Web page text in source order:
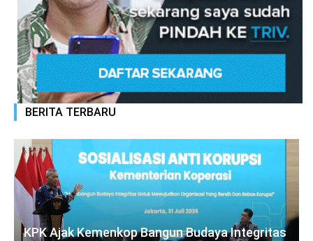
BERITA TERBARU
KPK Ajak Kemenkop Bangun Budaya Integritas